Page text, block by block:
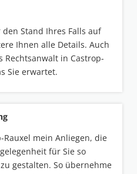
Stand Ihres Falls auf
Ihnen alle Details. Auch
Rechtsanwalt in Castrop-
Sie erwartet.
Rauxel mein Anliegen, die
für Sie so
gestalten. So übernehme